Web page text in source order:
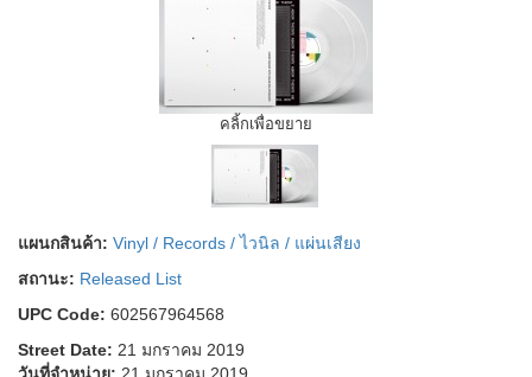
คลิ้กเพื่อขยาย
แผนกสินค้า: Vinyl / Records / ไวนิล / แผ่นเสียง
สถานะ: Released List
UPC Code: 602567964568
Street Date: 21 มกราคม 2019